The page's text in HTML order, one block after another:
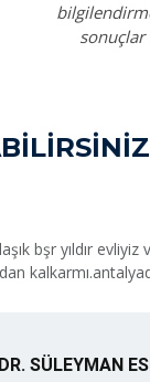
sonuçlar
bşr yıldır
SÜLEYMAN